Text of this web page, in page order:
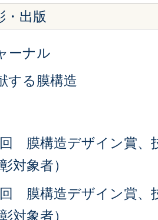
・出版
ーナル
する膜構造
膜構造デザイン賞、
対象者）
膜構造デザイン賞、
対象者）